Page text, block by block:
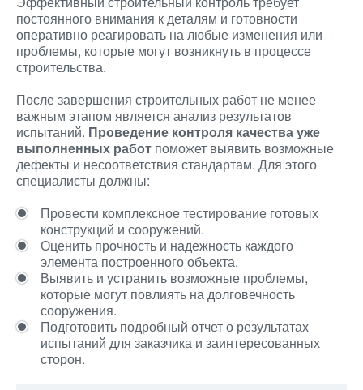
постоянного внимания к деталям и готовности
оперативно реагировать на любые изменения или
проблемы, которые могут возникнуть в процессе
строительства.
После завершения строительных работ не менее
важным этапом является анализ результатов
испытаний. Проведение контроля качества уже
выполненных работ поможет выявить возможные
дефекты и несоответствия стандартам. Для этого
специалисты должны:
Провести комплексное тестирование готовых
конструкций и сооружений.
Оценить прочность и надежность каждого
элемента построенного объекта.
Выявить и устранить возможные проблемы,
которые могут повлиять на долговечность
сооружения.
Подготовить подробный отчет о результатах
испытаний для заказчика и заинтересованных
сторон.